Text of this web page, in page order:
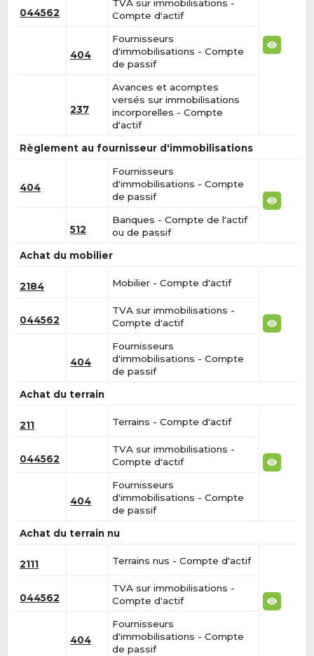
044562
TVA sur immobilisations -
Compte d'actif
404
Fournisseurs
d'immobilisations - Compte
de passif
237
Avances et acomptes
versés sur immobilisations
incorporelles - Compte
d'actif
Règlement au fournisseur d'immobilisations
404
Fournisseurs
d'immobilisations - Compte
de passif
512
Banques - Compte de l'actif
ou de passif
Achat du mobilier
2184 Mobilier - Compte d'actif
044562
TVA sur immobilisations -
Compte d'actif
404
Fournisseurs
d'immobilisations - Compte
de passif
Achat du terrain
211 Terrains - Compte d'actif
044562
TVA sur immobilisations -
Compte d'actif
404
Fournisseurs
d'immobilisations - Compte
de passif
Achat du terrain nu
2111 Terrains nus - Compte d'actif
044562
TVA sur immobilisations -
Compte d'actif
404
Fournisseurs
d'immobilisations - Compte
de passif